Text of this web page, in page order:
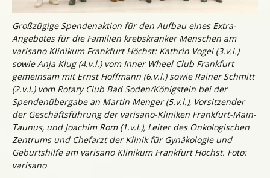
Großzügige Spendenaktion für den Aufbau eines Extra-
Angebotes für die Familien krebskranker Menschen am
varisano Klinikum Frankfurt Höchst: Kathrin Vogel (3.v.l.)
sowie Anja Klug (4.v.l.) vom Inner Wheel Club Frankfurt
gemeinsam mit Ernst Hoffmann (6.v.l.) sowie Rainer Schmitt
(2.v.l.) vom Rotary Club Bad Soden/Königstein bei der
Spendenübergabe an Martin Menger (5.v.l.), Vorsitzender
der Geschäftsführung der varisano-Kliniken Frankfurt-Main-
Taunus, und Joachim Rom (1.v.l.), Leiter des Onkologischen
Zentrums und Chefarzt der Klinik für Gynäkologie und
Geburtshilfe am varisano Klinikum Frankfurt Höchst. Foto:
varisano